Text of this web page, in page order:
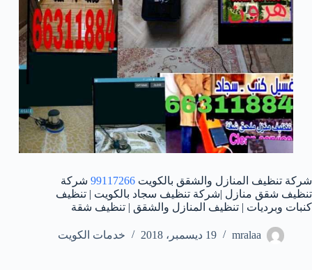
شركة تنظيف المنازل والشقق بالكويت 99117266 شركة
تنظيف شقق منازل |شركة تنظيف سجاد بالكويت | تنظيف
كنبات وبرديات | تنظيف المنازل والشقق | تنظيف شقة
mralaa 19 ديسمبر، 2018 خدمات الكويت